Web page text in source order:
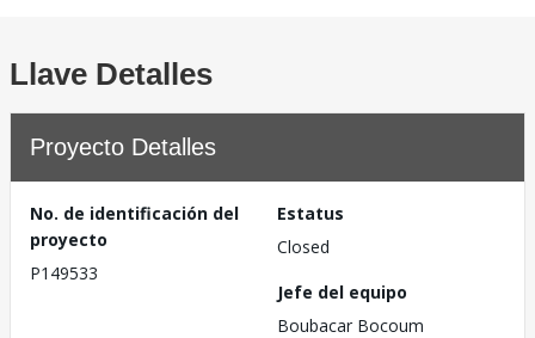
Llave Detalles
Proyecto Detalles
No. de identificación del
proyecto
P149533
Estatus
Closed
Jefe del equipo
Boubacar Bocoum